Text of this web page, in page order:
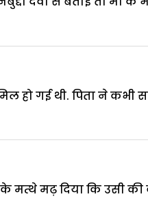
हो गई थी. पिता ने कभी
मत्थे मढ़ दिया कि उसी